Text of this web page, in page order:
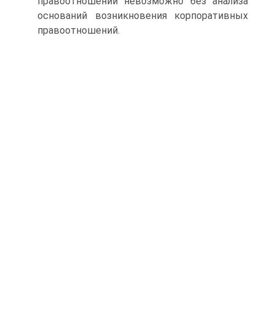
оснований возникновения корпоративных
правоотношений.